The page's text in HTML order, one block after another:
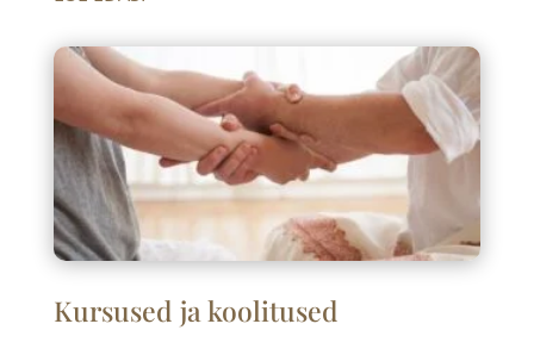
Kursused ja koolitused